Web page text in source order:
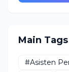
Main Tags
#Asisten